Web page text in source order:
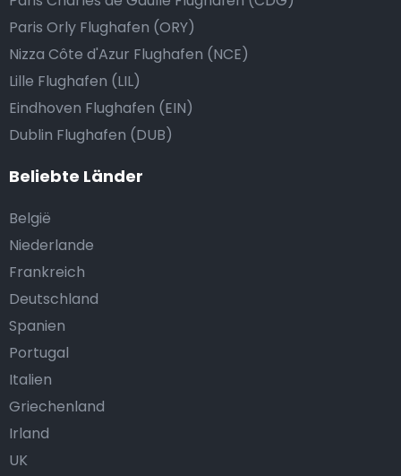
Paris Orly Flughafen (ORY)
Nizza Côte d'Azur Flughafen (NCE)
Lille Flughafen (LIL)
Eindhoven Flughafen (EIN)
Dublin Flughafen (DUB)
Beliebte Länder
België
Niederlande
Frankreich
Deutschland
Spanien
Portugal
Italien
Griechenland
Irland
UK